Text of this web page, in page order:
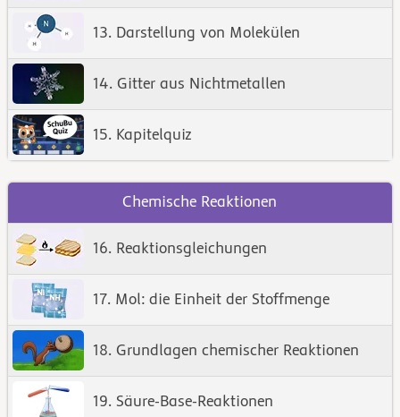
13. Darstellung von Molekülen
14. Gitter aus Nichtmetallen
15. Kapitelquiz
Chemische Reaktionen
16. Reaktionsgleichungen
17. Mol: die Einheit der Stoffmenge
18. Grundlagen chemischer Reaktionen
19. Säure-Base-Reaktionen